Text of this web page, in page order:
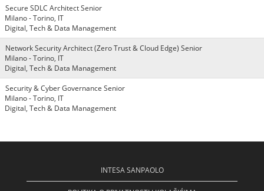
Secure SDLC Architect Senior
Milano - Torino, IT
Digital, Tech & Data Management
Network Security Architect (Zero Trust & Cloud Edge) Senior
Milano - Torino, IT
Digital, Tech & Data Management
Security & Cyber Governance Senior
Milano - Torino, IT
Digital, Tech & Data Management
INTESA SANPAOLO